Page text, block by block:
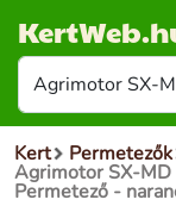
Kert Permetezők
Agrimotor SX-MD
Permetező -